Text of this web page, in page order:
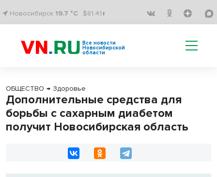
Новосибирск 19.7 °C $81.41↑
Все новости
Новосибирской
области
ОБЩЕСТВО → Здоровье
Дополнительные средства для
борьбы с сахарным диабетом
получит Новосибирская область